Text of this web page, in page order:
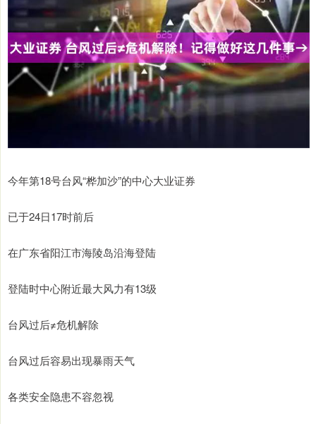
今年第18号台风“桦加沙”的中心大业证券
已于24日17时前后
在广东省阳江市海陵岛沿海登陆
登陆时中心附近最大风力有13级
台风过后≠危机解除
台风过后容易出现暴雨天气
各类安全隐患不容忽视